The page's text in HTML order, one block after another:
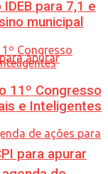
para apurar
para 7,1 e
municipal
11º Congresso
e Inteligentes